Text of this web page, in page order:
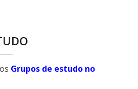
Grupos de estudo no